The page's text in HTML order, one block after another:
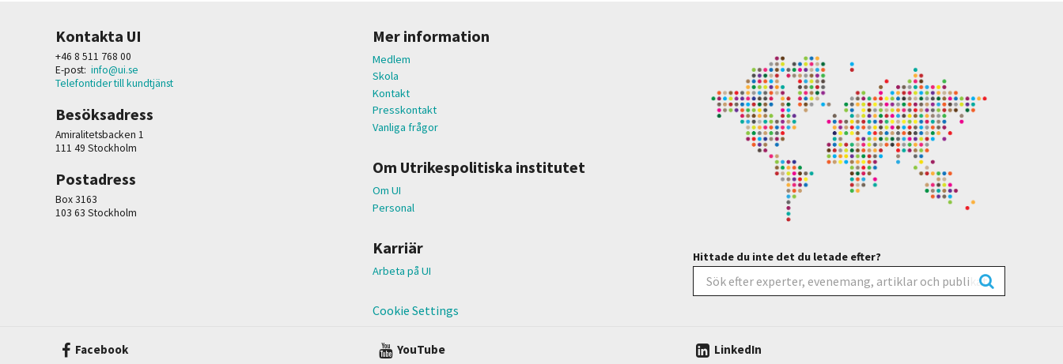
Kontakta UI
+46 8 511 768 00
E-post: info@ui.se
Telefontider till kundtjänst
Besöksadress
Amiralitetsbacken 1
111 49 Stockholm
Postadress
Box 3163
103 63 Stockholm
Mer information
Medlem
Skola
Kontakt
Presskontakt
Vanliga frågor
Om Utrikespolitiska institutet
Om UI
Personal
Karriär
Arbeta på UI
Cookie Settings
Hittade du inte det du letade efter?
Facebook YouTube LinkedIn